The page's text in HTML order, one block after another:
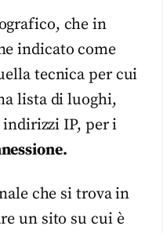
che in
indicato come
tecnica per cui
lista di luoghi,
IP, per i
che si trova in
un sito su cui è